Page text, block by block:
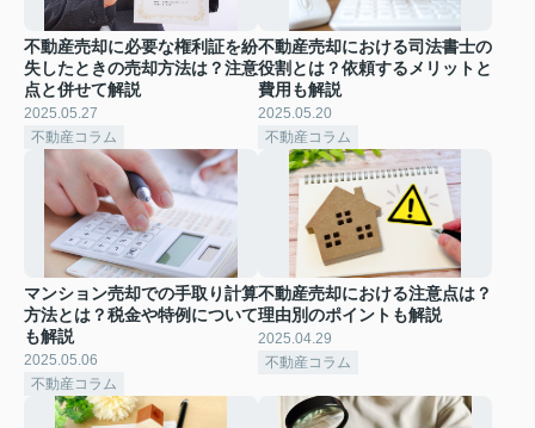
不動産売却に必要な権利証を紛
失したときの売却方法は？注意
点と併せて解説
2025.05.27
不動産コラム
不動産売却における司法書士の
役割とは？依頼するメリットと
費用も解説
2025.05.20
不動産コラム
マンション売却での手取り計算
方法とは？税金や特例について
も解説
2025.05.06
不動産コラム
不動産売却における注意点は？
理由別のポイントも解説
2025.04.29
不動産コラム